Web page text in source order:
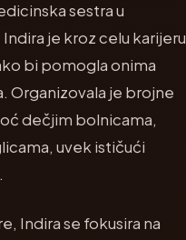
sestra u
je kroz celu karijeru
bi pomogla onima
Organizovala je brojne
dečjim bolnicama,
uvek ističući
Indira se fokusira na